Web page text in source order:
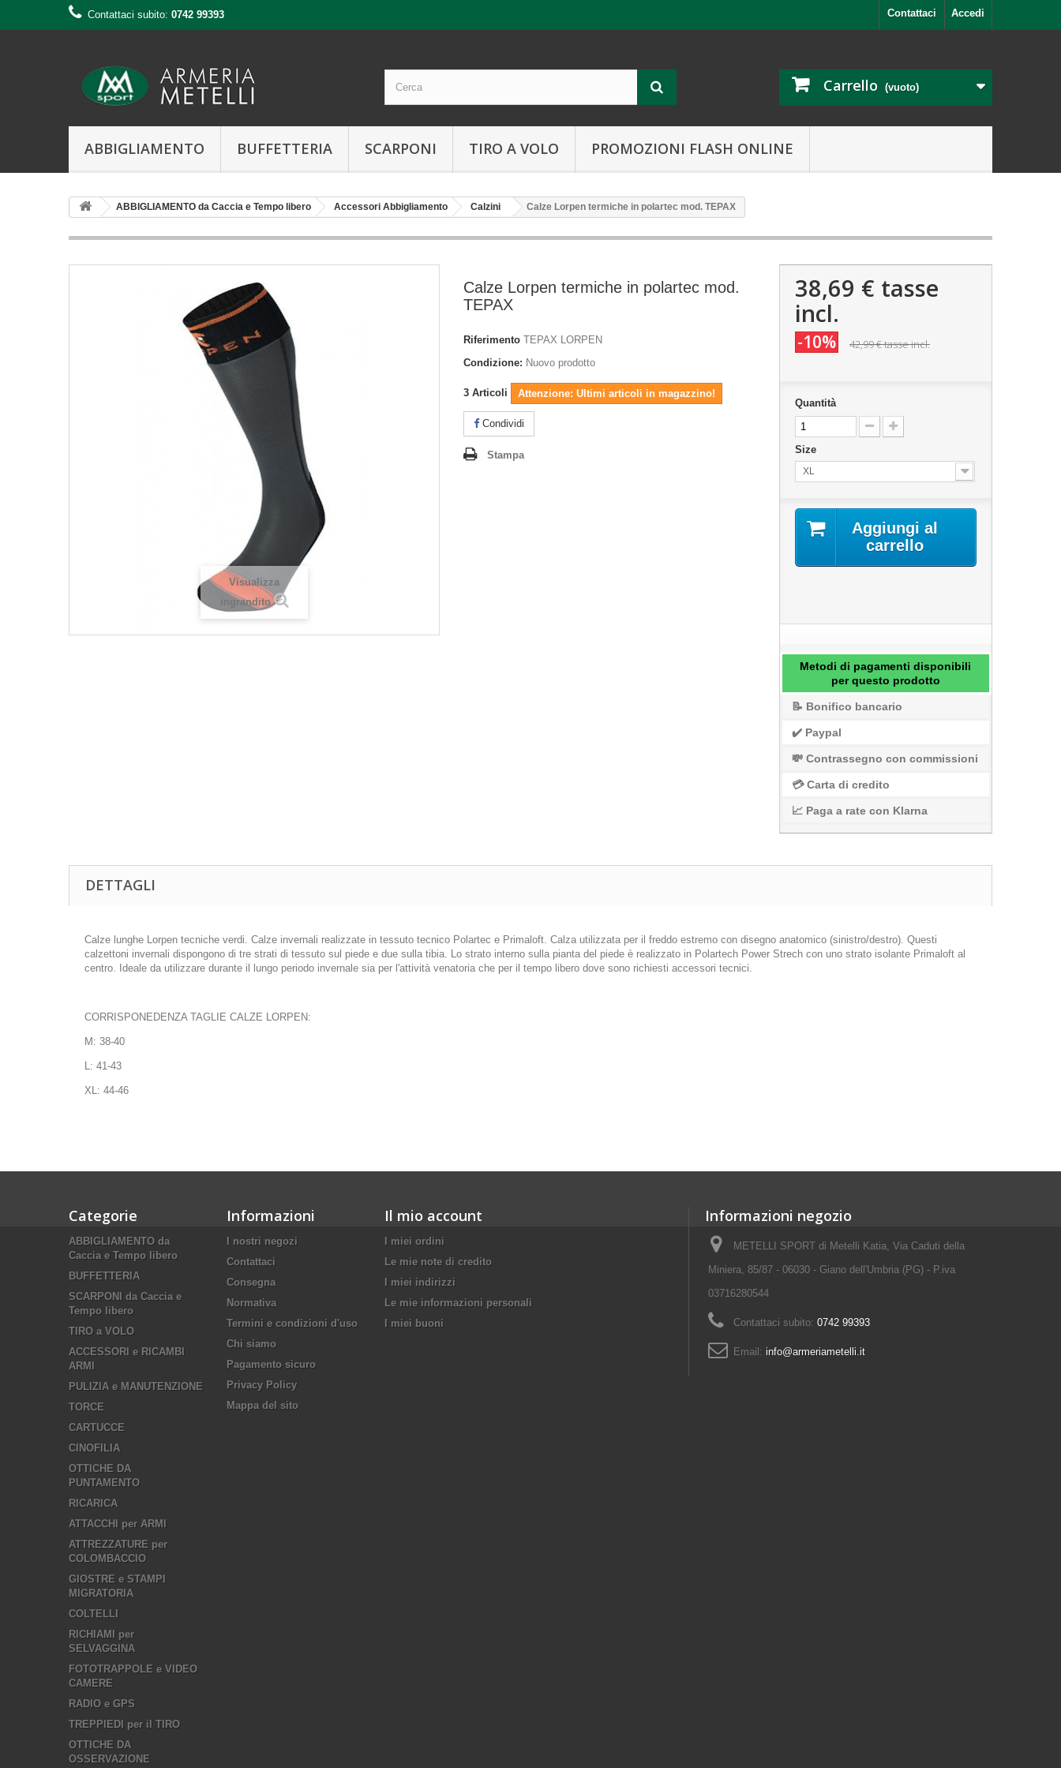
Accedi
Contattaci
Contattaci subito: 0742 99393
Carrello (vuoto)
ABBIGLIAMENTO BUFFETTERIA SCARPONI TIRO A VOLO PROMOZIONI FLASH ONLINE
ABBIGLIAMENTO da Caccia e Tempo libero Accessori Abbigliamento Calzini Calze Lorpen termiche in polartec mod. TEPAX
Visualizza
ingrandito
Calze Lorpen termiche in polartec mod.
TEPAX
Riferimento TEPAX LORPEN
Condizione: Nuovo prodotto
3 Articoli Attenzione: Ultimi articoli in magazzino!
Condividi
Stampa
38,69 € tasse
incl.
-10% 42,99 €tasse incl.
Quantità
Size
XL
Aggiungi al
carrello
Metodi di pagamenti disponibili
per questo prodotto
📝 Bonifico bancario
✔️ Paypal
💸 Contrassegno con commissioni
💳 Carta di credito
📈 Paga a rate con Klarna
DETTAGLI
Calze lunghe Lorpen tecniche verdi. Calze invernali realizzate in tessuto tecnico Polartec e Primaloft. Calza utilizzata per il freddo estremo con disegno anatomico (sinistro/destro). Questi
calzettoni invernali dispongono di tre strati di tessuto sul piede e due sulla tibia. Lo strato interno sulla pianta del piede è realizzato in Polartech Power Strech con uno strato isolante Primaloft al
centro. Ideale da utilizzare durante il lungo periodo invernale sia per l'attività venatoria che per il tempo libero dove sono richiesti accessori tecnici.
CORRISPONEDENZA TAGLIE CALZE LORPEN:
M: 38-40
L: 41-43
XL: 44-46
Categorie
ABBIGLIAMENTO da
Caccia e Tempo libero
BUFFETTERIA
SCARPONI da Caccia e
Tempo libero
TIRO a VOLO
ACCESSORI e RICAMBI
ARMI
PULIZIA e MANUTENZIONE
TORCE
CARTUCCE
CINOFILIA
OTTICHE DA
PUNTAMENTO
RICARICA
ATTACCHI per ARMI
ATTREZZATURE per
COLOMBACCIO
GIOSTRE e STAMPI
MIGRATORIA
COLTELLI
RICHIAMI per
SELVAGGINA
FOTOTRAPPOLE e VIDEO
CAMERE
RADIO e GPS
TREPPIEDI per il TIRO
OTTICHE DA
OSSERVAZIONE
Informazioni
I nostri negozi
Contattaci
Consegna
Normativa
Termini e condizioni d'uso
Chi siamo
Pagamento sicuro
Privacy Policy
Mappa del sito
Il mio account
I miei ordini
Le mie note di credito
I miei indirizzi
Le mie informazioni personali
I miei buoni
Informazioni negozio
METELLI SPORT di Metelli Katia, Via Caduti della
Miniera, 85/87 - 06030 - Giano dell'Umbria (PG) - P.iva
03716280544
Contattaci subito: 0742 99393
Email: info@armeriametelli.it